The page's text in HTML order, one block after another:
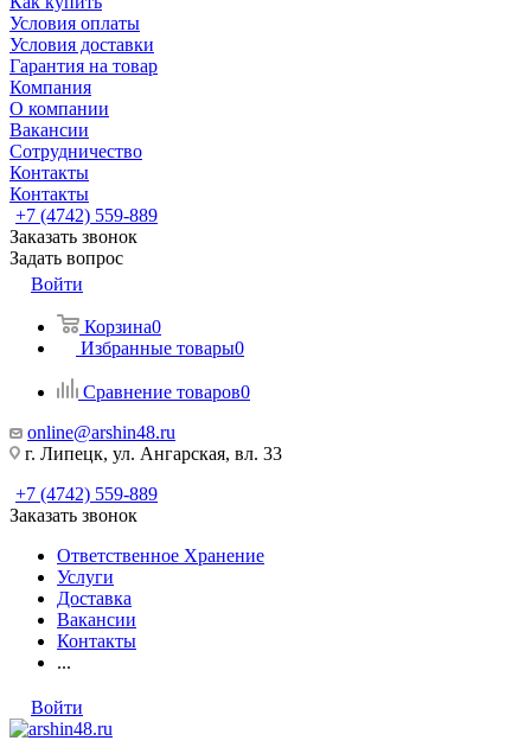
Условия оплаты
Условия доставки
Гарантия на товар
Компания
О компании
Вакансии
Сотрудничество
Контакты
Контакты
+7 (4742) 559-889
Заказать звонок
Задать вопрос
Войти
Корзина0
Избранные товары0
Сравнение товаров0
online@arshin48.ru
г. Липецк, ул. Ангарская, вл. 33
+7 (4742) 559-889
Заказать звонок
Ответственное Хранение
Услуги
Доставка
Вакансии
Контакты
...
Войти